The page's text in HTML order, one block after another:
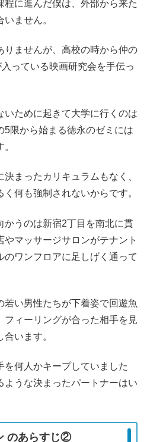
程に進んだ僕は、外部から来た
ません。
りませんが、高校の時から仲の
っている映画研究会を手伝っ
いために起きて大学に行くのは
5限から始まる徳永のゼミには
まったカリキュラムもなく、
何も強制されないからです。
かうのは新宿2丁目を南北に貫
やマッサージサロンがテナント
のワンフロアに足しげく通って
い男性たちが下着姿で回遊魚
フィーリングが合った相手を見
います。
何人かキープしていました
ような決まったパートナーはい
のあらすじ②